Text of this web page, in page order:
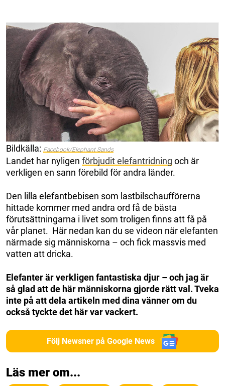
Bildkälla: Facebook/Elephant Sands
Landet har nyligen förbjudit elefantridning och är
verkligen en sann förebild för andra länder.
Den lilla elefantbebisen som lastbilschaufförerna
hittade kommer med andra ord få de bästa
förutsättningarna i livet som troligen finns att få på
vår planet. Här nedan kan du se videon när elefanten
närmade sig människorna – och fick massvis med
vatten att dricka.
Elefanter är verkligen fantastiska djur – och jag är
så glad att de här människorna gjorde rätt val. Tveka
inte på att dela artikeln med dina vänner om du
också tyckte det här var vackert.
Följ Newsner på Google News
Läs mer om...